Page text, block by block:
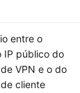
entre o
IP público do
VPN e o do
cliente